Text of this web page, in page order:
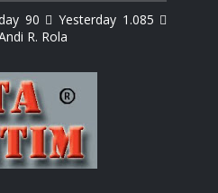
90  Yesterday 1.085 
R. Rola